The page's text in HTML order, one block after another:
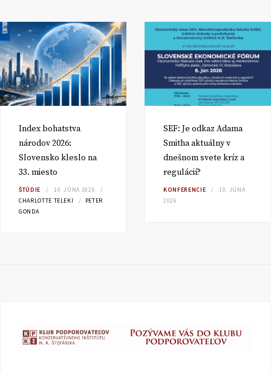
Index bohatstva
národov 2026:
Slovensko kleslo na
33. miesto
ŠTÚDIE
10. JÚNA 2026
CHARLOTTE TELEKI
PETER
GONDA
SEF: Je odkaz Adama
Smitha aktuálny v
dnešnom svete kríz a
regulácií?
KONFERENCIE
10. JÚNA
2026